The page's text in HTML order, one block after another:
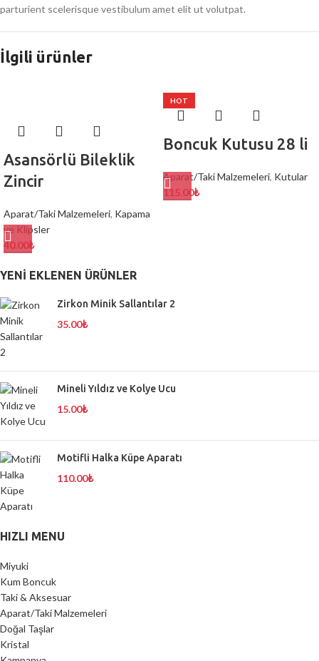
parturient scelerisque vestibulum amet elit ut volutpat.
İlgili ürünler
Asansörlü Bileklik
Zincir
Aparat/Taki Malzemeleri, Kapama
ve Klipsler
40.00₺
HOT
Boncuk Kutusu 28 li
Aparat/Taki Malzemeleri, Kutular
115.00₺
YENI EKLENEN ÜRÜNLER
Zirkon Minik Sallantılar 2
35.00₺
Mineli Yıldız ve Kolye Ucu
15.00₺
Motifli Halka Küpe Aparatı
110.00₺
HIZLI MENU
Miyuki
Kum Boncuk
Taki & Aksesuar
Aparat/Taki Malzemeleri
Doğal Taşlar
Kristal